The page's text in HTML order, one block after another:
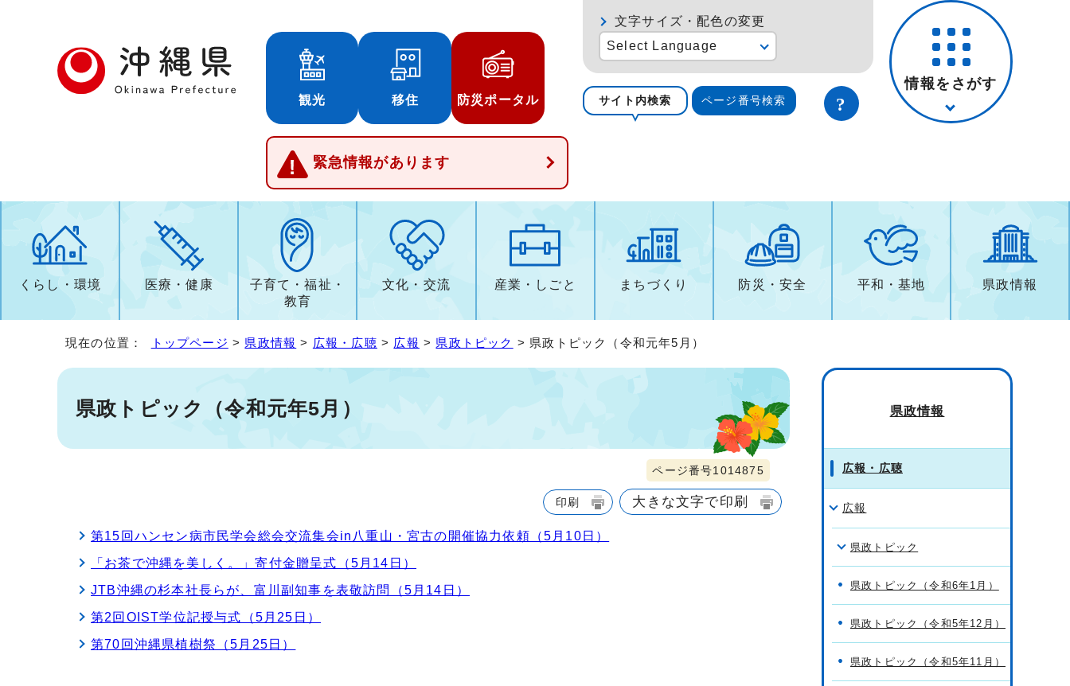
観光 移住 防災ポータル
緊急情報があります
文字サイズ・配色の変更
Select Language
サイト内検索 ページ番号検索
情報をさがす
くらし・環境 医療・健康
子育て・福祉・
教育
文化・交流 産業・しごと まちづくり 防災・安全 平和・基地 県政情報
現在の位置： トップページ > 県政情報 > 広報・広聴 > 広報 > 県政トピック > 県政トピック（令和元年5月）
県政トピック（令和元年5月）
ページ番号1014875
印刷 大きな文字で印刷
第15回ハンセン病市民学会総会交流集会in八重山・宮古の開催協力依頼（5月10日）
「お茶で沖縄を美しく。」寄付金贈呈式（5月14日）
JTB沖縄の杉本社長らが、富川副知事を表敬訪問（5月14日）
第2回OIST学位記授与式（5月25日）
第70回沖縄県植樹祭（5月25日）
県政情報
広報・広聴
広報
県政トピック
県政トピック（令和6年1月）
県政トピック（令和5年12月）
県政トピック（令和5年11月）